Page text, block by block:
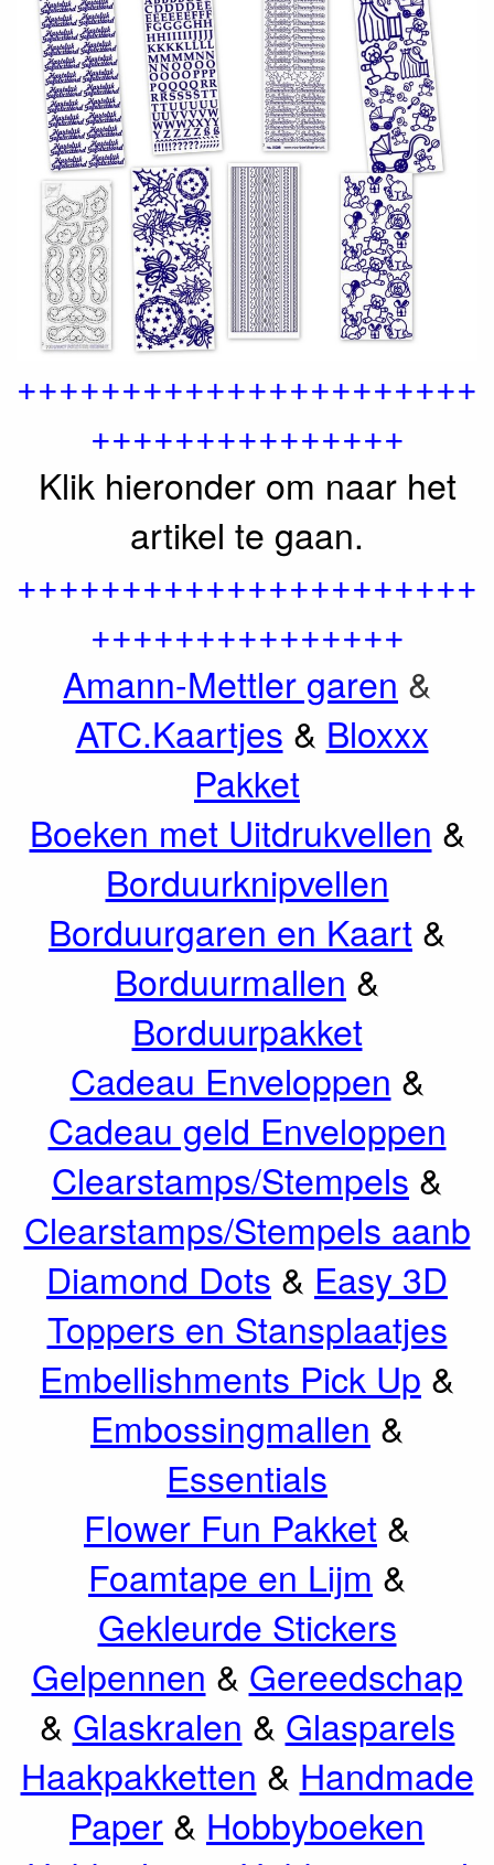
++++++++++++++++++++++
+++++++++++++++
Klik hieronder om naar het
artikel te gaan.
++++++++++++++++++++++
+++++++++++++++
Amann-Mettler garen &
ATC.Kaartjes & Bloxxx
Pakket
Boeken met Uitdrukvellen &
Borduurknipvellen
Borduurgaren en Kaart &
Borduurmallen &
Borduurpakket
Cadeau Enveloppen &
Cadeau geld Enveloppen
Clearstamps/Stempels &
Clearstamps/Stempels aanb
Diamond Dots & Easy 3D
Toppers en Stansplaatjes
Embellishments Pick Up &
Embossingmallen &
Essentials
Flower Fun Pakket &
Foamtape en Lijm &
Gekleurde Stickers
Gelpennen & Gereedschap
& Glaskralen & Glasparels
Haakpakketten & Handmade
Paper & Hobbyboeken